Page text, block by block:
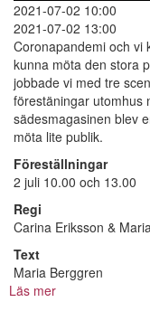
2021-07-02 10:00
2021-07-02 13:00
Coronapandemi och vi
kunna möta den stora
jobbade vi med tre
förestäningar utomhus
sädesmagasinen blev
möta lite publik.
Föreställningar
2 juli 10.00 och 13.00
Regi
Carina Eriksson &
Text
Maria Berggren
Läs mer